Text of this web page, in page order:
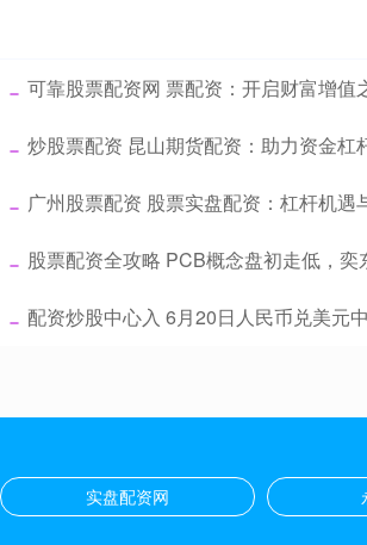
可靠股票配资网 票配资：开启财富增值
炒股票配资 昆山期货配资：助力资金杠
广州股票配资 股票实盘配资：杠杆机遇
股票配资全攻略 PCB概念盘初走低，奕
配资炒股中心入 6月20日人民币兑美元
实盘配资网